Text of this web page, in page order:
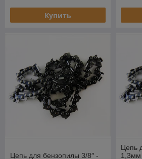
Купить
Цепь для бензопилы 3/8″ -
Цепь
1,3мм